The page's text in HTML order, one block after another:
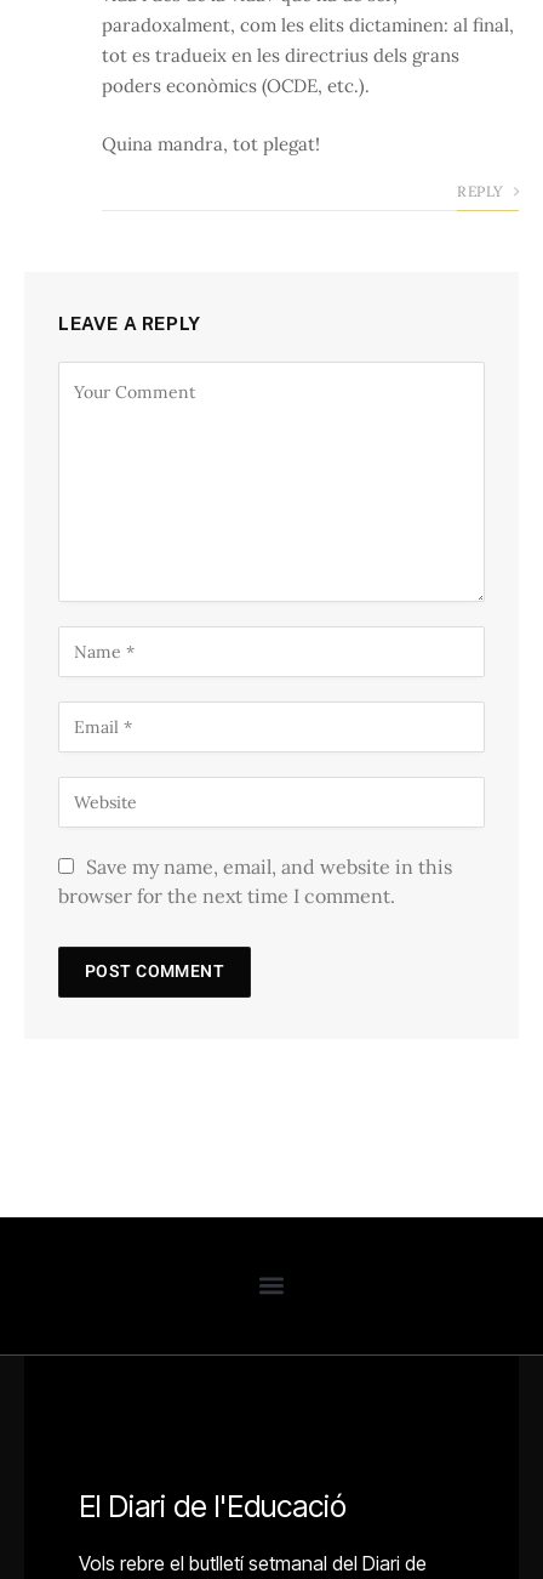
paradoxalment, com les elits dictaminen: al final,
tot es tradueix en les directrius dels grans
poders econòmics (OCDE, etc.).
Quina mandra, tot plegat!
REPLY
LEAVE A REPLY
Save my name, email, and website in this
browser for the next time I comment.